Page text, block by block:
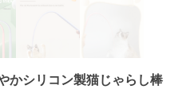
かシリコン製猫じゃらし棒